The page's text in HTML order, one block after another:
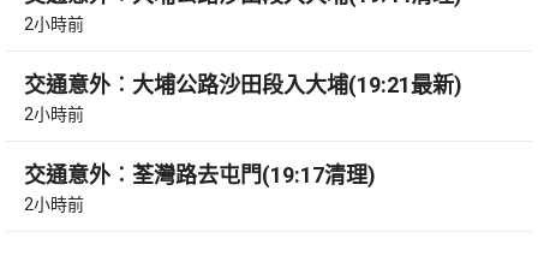
2小時前
交通意外︰大埔公路沙田段入大埔(19:21最新)
2小時前
交通意外︰荃灣路去屯門(19:17清理)
2小時前